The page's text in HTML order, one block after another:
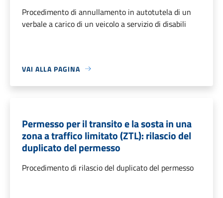
Procedimento di annullamento in autotutela di un
verbale a carico di un veicolo a servizio di disabili
VAI ALLA PAGINA
Permesso per il transito e la sosta in una
zona a traffico limitato (ZTL): rilascio del
duplicato del permesso
Procedimento di rilascio del duplicato del permesso